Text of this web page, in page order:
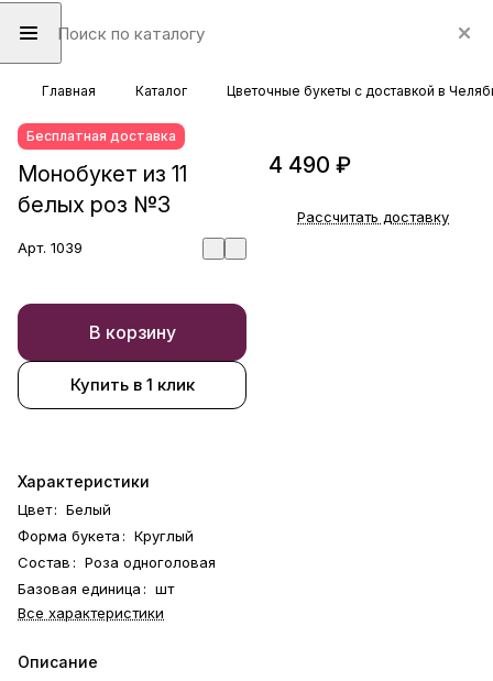
Главная Каталог Цветочные букеты с доставкой в
Бесплатная доставка
Монобукет из 11
белых роз №3
Арт. 1039
В корзину
Купить в 1 клик
Характеристики
Цвет: Белый
Форма букета : Круглый
Состав : Роза одноголовая
Базовая единица : шт
Все характеристики
Описание
4 490 ₽
Рассчитать доставку